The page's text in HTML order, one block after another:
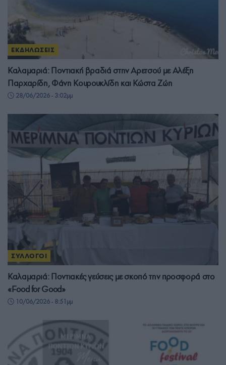
ΕΚΔΗΛΩΣΕΙΣ
Καλαμαριά: Ποντιακή βραδιά στην Αρετσού με Αλέξη
Παρχαρίδη, Φάνη Κουρουκλίδη και Κώστα Ζώη
28/06/2026 - 3:02μμ
ΣΥΛΛΟΓΟΙ
Καλαμαριά: Ποντιακές γεύσεις με σκοπό την προσφορά στο
«Food for Good»
10/06/2026 - 8:51μμ